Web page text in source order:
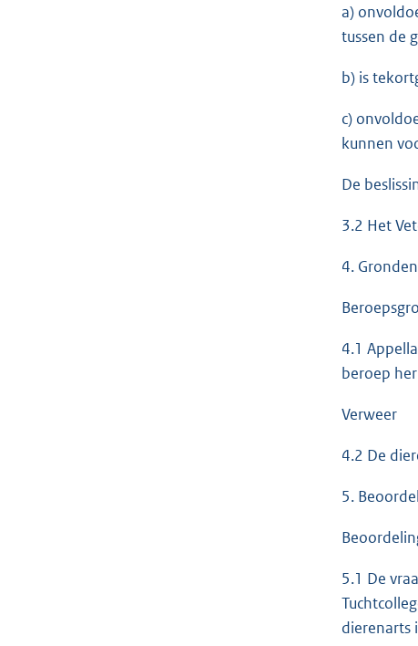
a)
tussen de
b) is
c)
kunnen
De
3.2 Het
4.
4.1
beroep
Verweer
4.2 De
5.
5.1 De
dierenarts